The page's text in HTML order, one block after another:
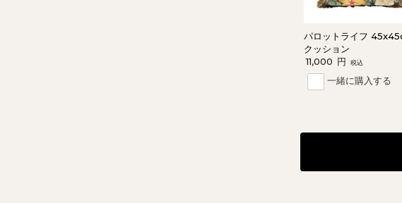
パロットライフ
クッション
11,000 円 税込
一緒に購入する